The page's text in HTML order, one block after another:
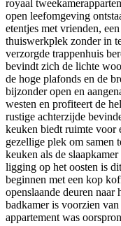
royaal
open leefomgeving
etentjes met vrienden,
thuiswerkplek zonder in
verzorgde trappenhuis
bevindt zich de lichte
de hoge plafonds en de
bijzonder open en
westen en profiteert de
rustige achterzijde
keuken biedt ruimte voor
gezellige plek om samen
keuken als de
ligging op het oosten is
beginnen met een kop
openslaande deuren naar
badkamer is voorzien
appartement was